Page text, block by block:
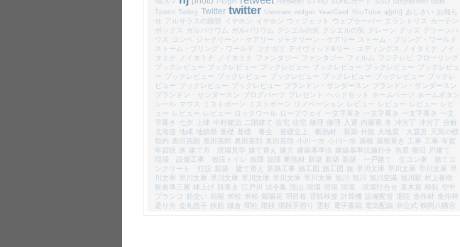
Tpoint Twilog Twitter twitter Ustream widget YearCard YouTube φ[phi] あじさい
お知ら
せ アルサラスの贖罪 イヤホン イヤホン ウィジェット ウェブサーバー エラントリス
カーテン
ボックス
ガルバリウム ガルバリウム クシエルの矢 クシエルの矢 クレーン グッズ グリーンハ
ウス
コンペ ジャクリーン・ケアリー ジャクリーン・ケアリー
ストーム・ブリング・ワールド
ストーム・ブリング・ワールド
ツナガリ デイヴィッド&リー・エディングス ノイタミナ
ノイ
タミナ
ノイタミナ ノイタミナ ファンタジー ファンタジー フィルム フジテレビ フローリング
ブックレビュー
ブックレビュー ブックレビュー ブックレビュー ブックレビュー
ブックレビュ
ー
ブックレビュー ブックレビュー ブックレビュー ブックレビュー ブックレビュー
ブックレ
ビュー
ブックレビュー ブックレビュー ブランドン・サンダースン
ブランドン・サンダースン
ブランドン・サンダースン
ブログパーツ プレゼント ヘッドセット ホームページ ホームボタン
シール マウス ミストボーン ミストボーン リノベーション レビュー レビュー レビュー
レビ
ュー
レビュー レビュー ロックウール ロープウェイ 一文字葺き 一文字葺き 一文字葺き
一文
字葺き 七夕 上棟 中村健治 二階建て 住宅 住宅 修理 修理 入選 内藤寛 冬 冲方丁 冲方丁
分解
北海道
地縄 地鎮祭 基礎 基礎 養生 基礎立上 断熱材 新築 外観 大地震 大震災
天冥の標
契約
奥田英朗 奥田英郎 奥田英郎 奥田英郎 小川一水 小川一水 屋根 屋根葺き 工事 工事 年賀
年賀状
床 建て方 現場見学 建て替え 建方 建築基準法 建築基準法施行令 当選 復旧
戸建て
現場 設備工事 仮設トイレ 故障 故障 断熱材 新築 新築
新築 一戸建て 生コン車 捨てコ
ンクリート 打設
新築 建て替え 新築工事 施工図 施工図 旅 早川文庫 早川文庫 早川文庫
早
川文庫
早川文庫 早川文庫 早川文庫 早川文庫 早川文庫 旭川 旭川 旭川空港 旭川駅 村上春樹
板倉準三展 棟上げ 段葺き 江戸川 法令集 流山 現場 現場 現場 現場打合せ 直木賞 移転 空中
ブランコ
筋交い 箱根 米松 米松 紫陽花 羽目板 背筋検査 計算機 設備配管 退院 造作材
造作枠
遣り方
金丸悠子 鉄筋 鎌倉 間柱 階段 階段手摺り 雲杉 電子書籍 電気配線 非公式 鶴岡八幡宮